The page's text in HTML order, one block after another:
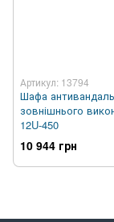
Артикул: 13794
Шафа
зовнішнього
12U-450
10 944 грн